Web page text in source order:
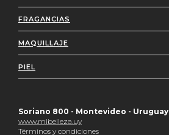
FRAGANCIAS
MAQUILLAJE
PIEL
Soriano 800 - Montevideo - Uruguay
www.mibelleza.uy
Términos y condiciones